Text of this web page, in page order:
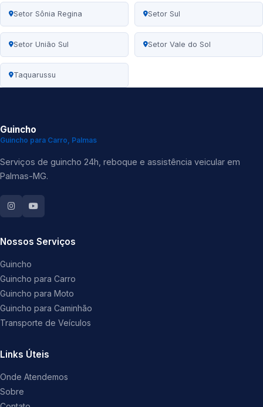
Setor Sônia Regina Setor Sul
Setor União Sul Setor Vale do Sol
Taquarussu
Guincho
Guincho para Carro, Palmas
Serviços de guincho 24h, reboque e assistência veicular em
Palmas-MG.
Nossos Serviços
Guincho
Guincho para Carro
Guincho para Moto
Guincho para Caminhão
Transporte de Veículos
Links Úteis
Onde Atendemos
Sobre